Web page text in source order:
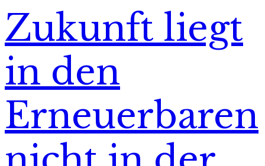
Zukunft liegt
in den
Erneuerbaren